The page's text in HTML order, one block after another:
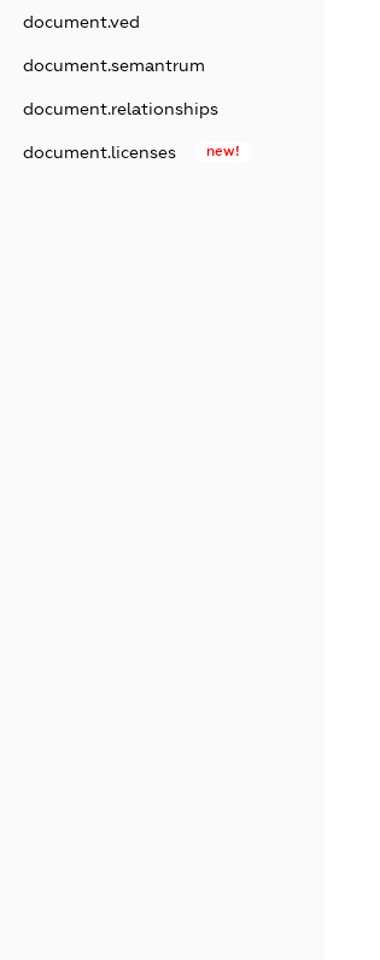
document.ved
document.semantrum
document.relationships
document.licenses new!